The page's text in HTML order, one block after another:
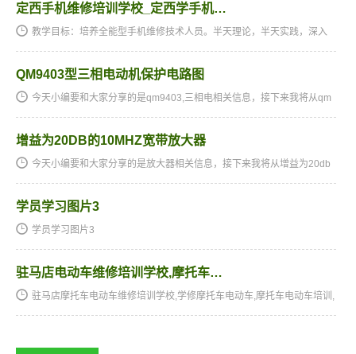
定西手机维修培训学校_定西学手机…
教学目标：培养全能型手机维修技术人员。半天理论，半天实践，深入
QM9403型三相电动机保护电路图
今天小编要和大家分享的是qm9403,三相电相关信息，接下来我将从qm
增益为20DB的10MHZ宽带放大器
今天小编要和大家分享的是放大器相关信息，接下来我将从增益为20db
学员学习图片3
学员学习图片3
驻马店电动车维修培训学校,摩托车…
驻马店摩托车电动车维修培训学校,学修摩托车电动车,摩托车电动车培训,